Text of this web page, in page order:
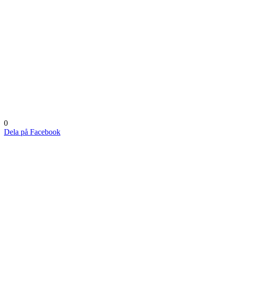
0
Dela på Facebook